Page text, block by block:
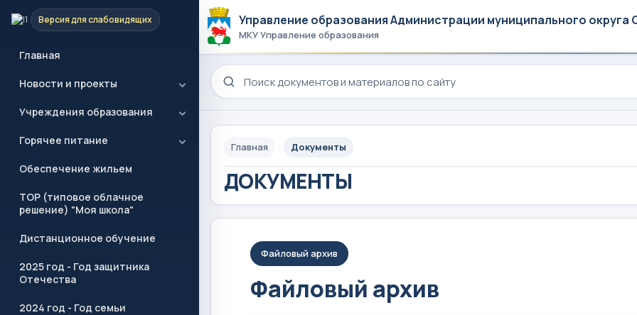
Версия для слабовидящих
Главная
Новости и проекты
Учреждения образования
Горячее питание
Обеспечение жильем
ТОР (типовое облачное
решение) "Моя школа"
Дистанционное обучение
2025 год - Год защитника
Отечества
2024 год - Год семьи
Управление образования Администрации муниципального округа
МКУ Управление образования
Поиск по сайту
Главная Документы
ДОКУМЕНТЫ
Файловый архив
Файловый архив